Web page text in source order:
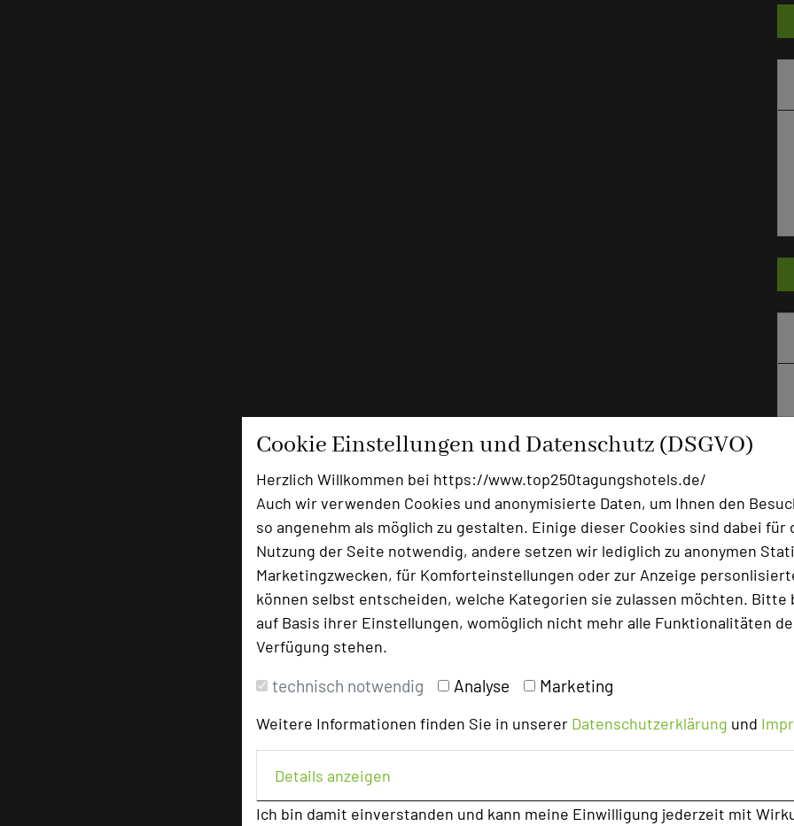
Cookie Einstellungen und Datenschutz (DSGVO)
Herzlich Willkommen bei https://www.top250tagungshotels.de/
Auch wir verwenden Cookies und anonymisierte Daten, um Ihnen den
so angenehm als möglich zu gestalten. Einige dieser Cookies sind dabei für
Nutzung der Seite notwendig, andere setzen wir lediglich zu anonymen
Marketingzwecken, für Komforteinstellungen oder zur Anzeige
können selbst entscheiden, welche Kategorien sie zulassen möchten. Bitte
auf Basis ihrer Einstellungen, womöglich nicht mehr alle Funktionalitäten
Verfügung stehen.
technisch notwendig Analyse Marketing
Weitere Informationen finden Sie in unserer Datenschutzerklärung und
Details anzeigen
Ich bin damit einverstanden und kann meine Einwilligung jederzeit mit